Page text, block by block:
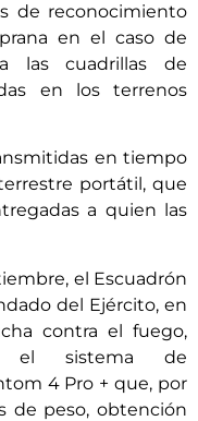
de reconocimiento
en el caso de
las cuadrillas de
en los terrenos
en tiempo
portátil, que
a quien las
el Escuadrón
del Ejército, en
contra el fuego,
el sistema de
4 Pro + que, por
de peso, obtención